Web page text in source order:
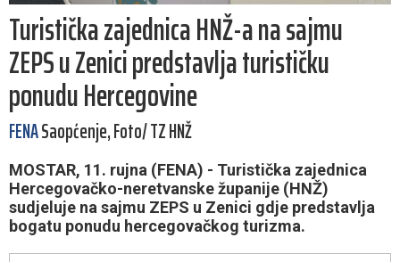
Turistička zajednica HNŽ-a na sajmu
ZEPS u Zenici predstavlja turističku
ponudu Hercegovine
FENASaopćenje, Foto/ TZ HNŽ
MOSTAR, 11. rujna (FENA) - Turistička zajednica
Hercegovačko-neretvanske županije (HNŽ)
sudjeluje na sajmu ZEPS u Zenici gdje predstavlja
bogatu ponudu hercegovačkog turizma.